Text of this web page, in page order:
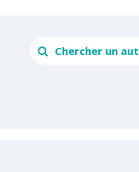
Chercher un